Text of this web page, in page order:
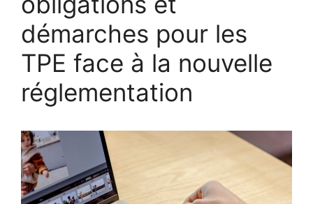
démarches pour les
TPE face à la nouvelle
réglementation